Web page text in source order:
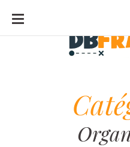
ALLER
CONTENU